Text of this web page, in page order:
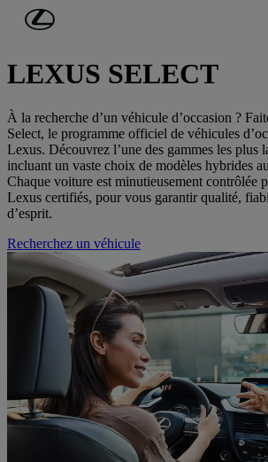
Passer au contenu principal
Voitures d'occasion
LEXUS SELECT
À la recherche d’un véhicule d’occasion ?
Select, le programme officiel de véhicules
Lexus. Découvrez l’une des gammes les plus
incluant un vaste choix de modèles hybrides
Chaque voiture est minutieusement contrôlée
Lexus certifiés, pour vous garantir qualité,
d’esprit.
Recherchez un véhicule